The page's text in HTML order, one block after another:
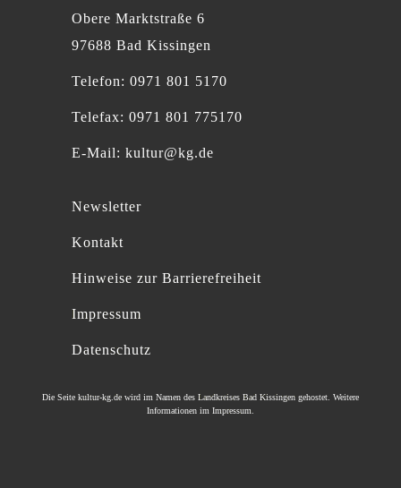
Obere Marktstraße 6
97688 Bad Kissingen
Telefon: 0971 801 5170
Telefax: 0971 801 775170
E-Mail: kultur@kg.de
Newsletter
Kontakt
Hinweise zur Barrierefreiheit
Impressum
Datenschutz
Die Seite kultur-kg.de wird im Namen des Landkreises Bad Kissingen gehostet. Weitere
Informationen im Impressum